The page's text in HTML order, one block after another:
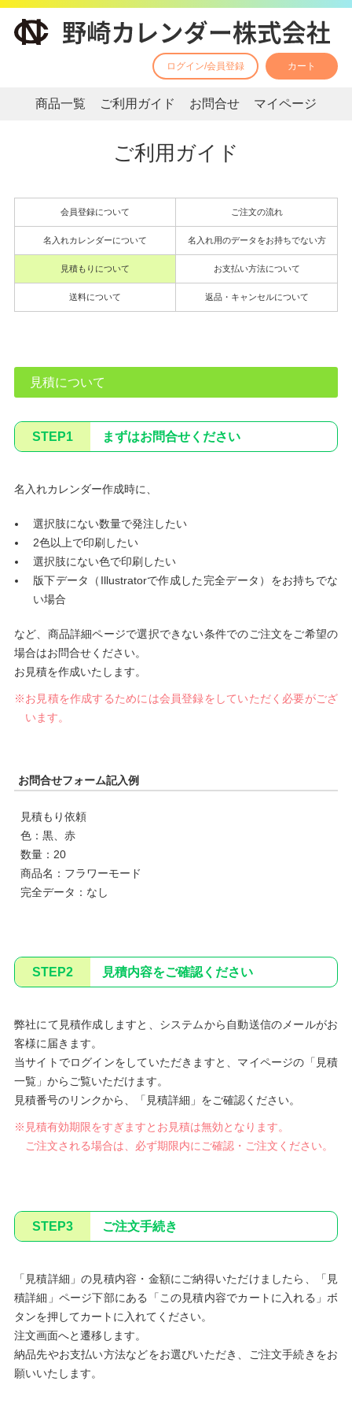
ログイン/会員登録 カート
商品一覧 ご利用ガイド お問合せ マイページ
ご利用ガイド
会員登録について ご注文の流れ
名入れカレンダーについて 名入れ用のデータをお持ちでない方
見積もりについて お支払い方法について
送料について 返品・キャンセルについて
見積について
STEP1 まずはお問合せください
名入れカレンダー作成時に、
選択肢にない数量で発注したい
2色以上で印刷したい
選択肢にない色で印刷したい
版下データ（Illustratorで作成した完全データ）をお持ちでな
い場合
など、商品詳細ページで選択できない条件でのご注文をご希望の
場合はお問合せください。
お見積を作成いたします。
※お見積を作成するためには会員登録をしていただく必要がござ
います。
お問合せフォーム記入例
見積もり依頼
色：黒、赤
数量：20
商品名：フラワーモード
完全データ：なし
STEP2 見積内容をご確認ください
弊社にて見積作成しますと、システムから自動送信のメールがお
客様に届きます。
当サイトでログインをしていただきますと、マイページの「見積
一覧」からご覧いただけます。
見積番号のリンクから、「見積詳細」をご確認ください。
※見積有効期限をすぎますとお見積は無効となります。
ご注文される場合は、必ず期限内にご確認・ご注文ください。
STEP3 ご注文手続き
「見積詳細」の見積内容・金額にご納得いただけましたら、「見
積詳細」ページ下部にある「この見積内容でカートに入れる」ボ
タンを押してカートに入れてください。
注文画面へと遷移します。
納品先やお支払い方法などをお選びいただき、ご注文手続きをお
願いいたします。